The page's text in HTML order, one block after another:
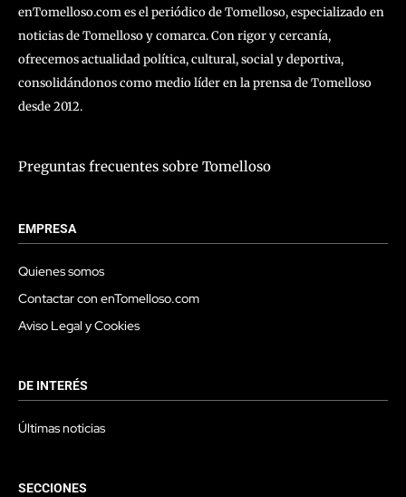
enTomelloso.com es el periódico de Tomelloso, especializado en
noticias de Tomelloso y comarca. Con rigor y cercanía,
ofrecemos actualidad política, cultural, social y deportiva,
consolidándonos como medio líder en la prensa de Tomelloso
desde 2012.
Preguntas frecuentes sobre Tomelloso
EMPRESA
Quienes somos
Contactar con enTomelloso.com
Aviso Legal y Cookies
DE INTERÉS
Últimas noticias
SECCIONES